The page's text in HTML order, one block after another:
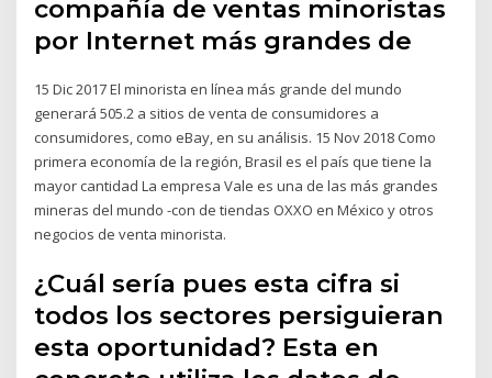
compañía de ventas minoristas
por Internet más grandes de
15 Dic 2017 El minorista en línea más grande del mundo
generará 505.2 a sitios de venta de consumidores a
consumidores, como eBay, en su análisis. 15 Nov 2018 Como
primera economía de la región, Brasil es el país que tiene la
mayor cantidad La empresa Vale es una de las más grandes
mineras del mundo -con de tiendas OXXO en México y otros
negocios de venta minorista.
¿Cuál sería pues esta cifra si
todos los sectores persiguieran
esta oportunidad? Esta en